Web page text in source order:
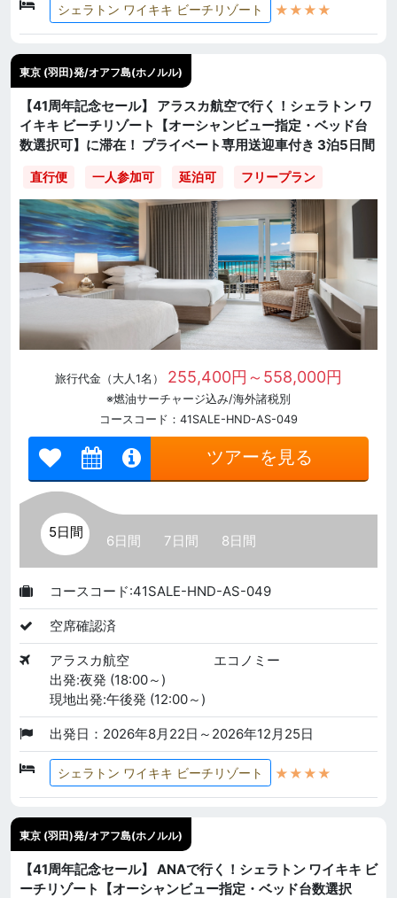
シェラトン ワイキキ ビーチリゾート ★★★★
東京 (羽田)発/オアフ島(ホノルル)
【41周年記念セール】 アラスカ航空で行く！シェラトン ワ
イキキ ビーチリゾート【オーシャンビュー指定・ベッド台
数選択可】に滞在！ プライベート専用送迎車付き 3泊5日間
直行便 一人参加可 延泊可 フリープラン
旅行代金（大人1名） 255,400円～558,000円
※燃油サーチャージ込み/海外諸税別
コースコード：41SALE-HND-AS-049
ツアーを見る
5日間
6日間 7日間 8日間
コースコード:41SALE-HND-AS-049
空席確認済
アラスカ航空
エコノミー
出発:夜発 (18:00～)
現地出発:午後発 (12:00～)
出発日：2026年8月22日～2026年12月25日
シェラトン ワイキキ ビーチリゾート ★★★★
東京 (羽田)発/オアフ島(ホノルル)
【41周年記念セール】 ANAで行く！シェラトン ワイキキ ビ
ーチリゾート【オーシャンビュー指定・ベッド台数選択